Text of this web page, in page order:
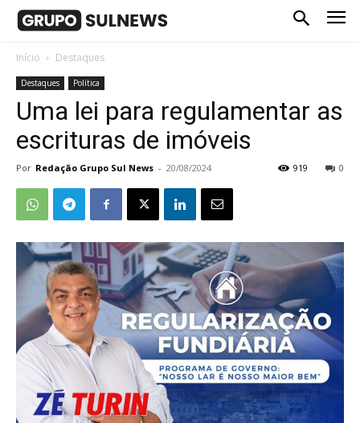
Início Destaques
Destaques Política
Uma lei para regulamentar as
escrituras de imóveis
Por Redação Grupo Sul News - 20/08/2024 0
919